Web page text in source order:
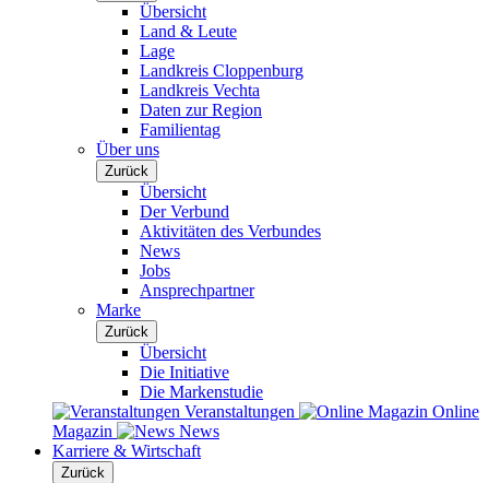
Übersicht
Land & Leute
Lage
Landkreis Cloppenburg
Landkreis Vechta
Daten zur Region
Familientag
Über uns
Zurück
Übersicht
Der Verbund
Aktivitäten des Verbundes
News
Jobs
Ansprechpartner
Marke
Zurück
Übersicht
Die Initiative
Die Markenstudie
Veranstaltungen
Online
Magazin
News
Karriere & Wirtschaft
Zurück